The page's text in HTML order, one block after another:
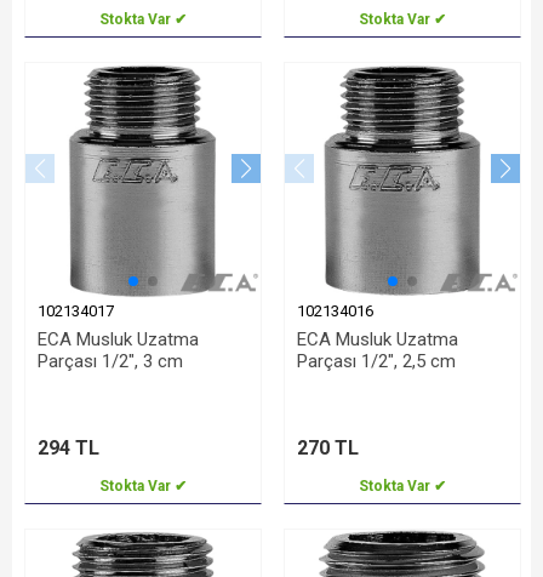
Stokta Var ✔ Stokta Var ✔
102134017
ECA Musluk Uzatma
Parçası 1/2", 3 cm
294 TL
Stokta Var ✔
102134016
ECA Musluk Uzatma
Parçası 1/2", 2,5 cm
270 TL
Stokta Var ✔